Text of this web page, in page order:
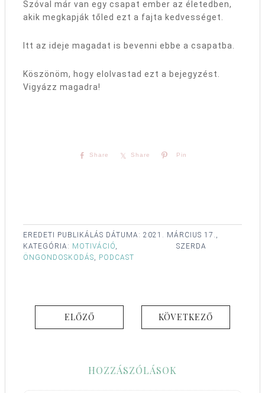
Szóval már van egy csapat ember az életedben,
akik megkapják tőled ezt a fajta kedvességet.
Itt az ideje magadat is bevenni ebbe a csapatba.
Köszönöm, hogy elolvastad ezt a bejegyzést.
Vigyázz magadra!
Share Share Pin
EREDETI PUBLIKÁLÁS DÁTUMA: 2021. MÁRCIUS 17.,
SZERDA
KATEGÓRIA: MOTIVÁCIÓ,
ÖNGONDOSKODÁS, PODCAST
ELŐZŐ KÖVETKEZŐ
HOZZÁSZÓLÁSOK